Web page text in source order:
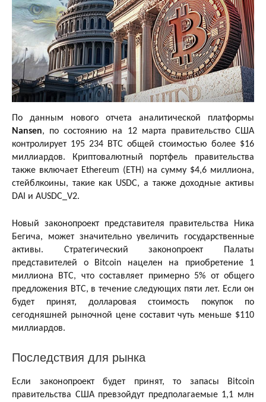
По данным нового отчета аналитической платформы
Nansen, по состоянию на 12 марта правительство США
контролирует 195 234 BTC общей стоимостью более $16
миллиардов. Криптовалютный портфель правительства
также включает Ethereum (ETH) на сумму $4,6 миллиона,
стейблкоины, такие как USDC, а также доходные активы
DAI и AUSDC_V2.
Новый законопроект представителя правительства Ника
Бегича, может значительно увеличить государственные
активы. Стратегический законопроект Палаты
представителей о Bitcoin нацелен на приобретение 1
миллиона BTC, что составляет примерно 5% от общего
предложения BTC, в течение следующих пяти лет. Если он
будет принят, долларовая стоимость покупок по
сегодняшней рыночной цене составит чуть меньше $110
миллиардов.
Последствия для рынка
Если законопроект будет принят, то запасы Bitcoin
правительства США превзойдут предполагаемые 1,1 млн